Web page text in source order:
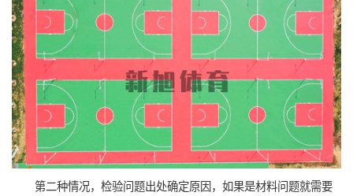
第二种情况，检验问题出处确定原因，如果是材料问题就需要